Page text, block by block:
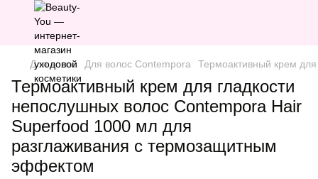
Для волос Для волос Contempora Термоактивный крем
Термоактивный крем для гладкости
непослушных волос Contempora Hair
Superfood 1000 мл для
разглаживания с термозащитным
эффектом